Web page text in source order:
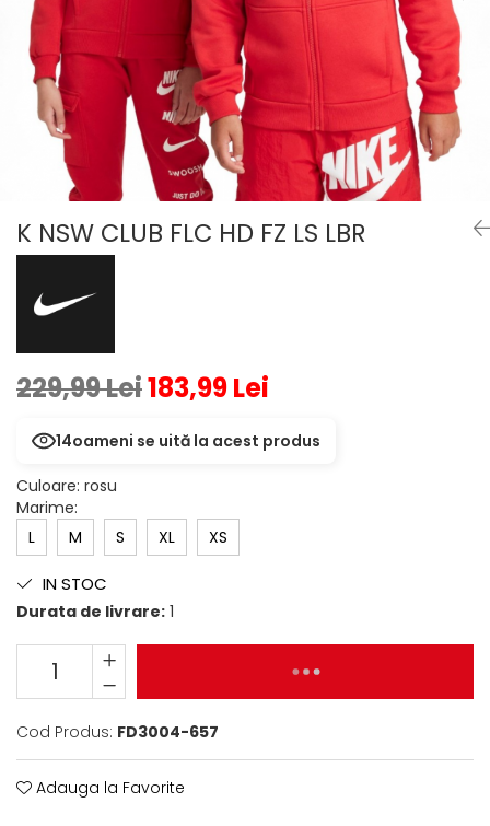
Veste
Pantaloni
Pantaloni scurți
Rochii/Fuste
Treninguri
Tricouri
Treninguri
Tricouri
Veste
K NSW CLUB FLC HD FZ LS LBR
229,99 Lei183,99 Lei
14oameni se uită la acest produs
Culoare: rosu
Marime:
L
M S XL XS
IN STOC
Durata de livrare: 1
ADAUGA IN COS
Cod Produs: FD3004-657
Adauga la Favorite